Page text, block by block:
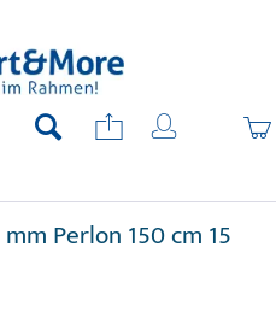
Perlon 150 cm 15